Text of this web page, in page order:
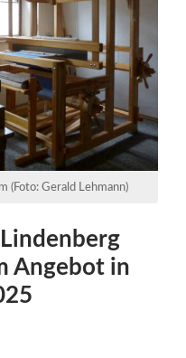
(Foto: Gerald Lehmann)
Angebot in